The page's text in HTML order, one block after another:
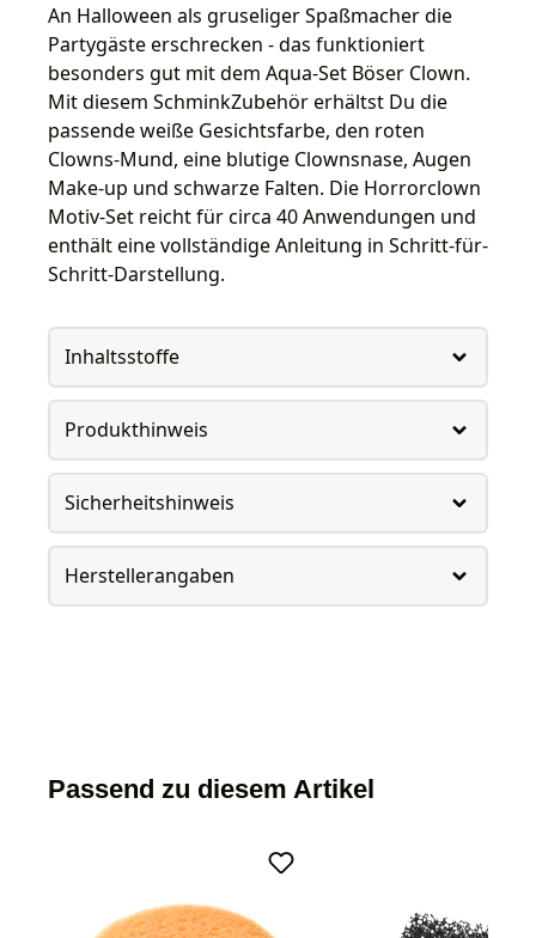
An Halloween als gruseliger Spaßmacher die
Partygäste erschrecken - das funktioniert
besonders gut mit dem Aqua-Set Böser Clown.
Mit diesem SchminkZubehör erhältst Du die
passende weiße Gesichtsfarbe, den roten
Clowns-Mund, eine blutige Clownsnase, Augen
Make-up und schwarze Falten. Die Horrorclown
Motiv-Set reicht für circa 40 Anwendungen und
enthält eine vollständige Anleitung in Schritt-für-
Schritt-Darstellung.
Inhaltsstoffe
Produkthinweis
Sicherheitshinweis
Herstellerangaben
Passend zu diesem Artikel